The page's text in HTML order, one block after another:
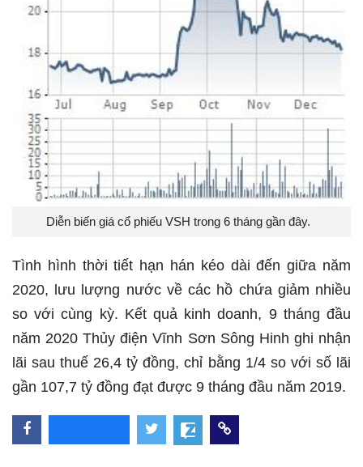
Diễn biến giá cổ phiếu VSH trong 6 tháng gần đây.
Tình hình thời tiết hạn hán kéo dài đến giữa năm
2020, lưu lượng nước về các hồ chứa giảm nhiều
so với cùng kỳ. Kết quả kinh doanh, 9 tháng đầu
năm 2020 Thủy điện Vĩnh Sơn Sông Hinh ghi nhận
lãi sau thuế 26,4 tỷ đồng, chỉ bằng 1/4 so với số lãi
gần 107,7 tỷ đồng đạt được 9 tháng đầu năm 2019.